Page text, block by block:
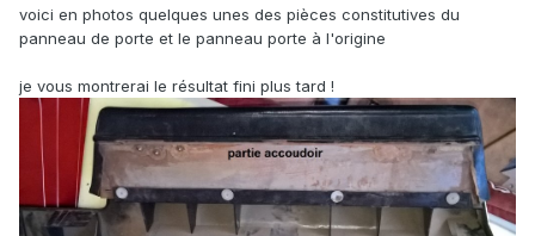
voici en photos quelques unes des pièces constitutives du
panneau de porte et le panneau porte à l'origine
je vous montrerai le résultat fini plus tard !